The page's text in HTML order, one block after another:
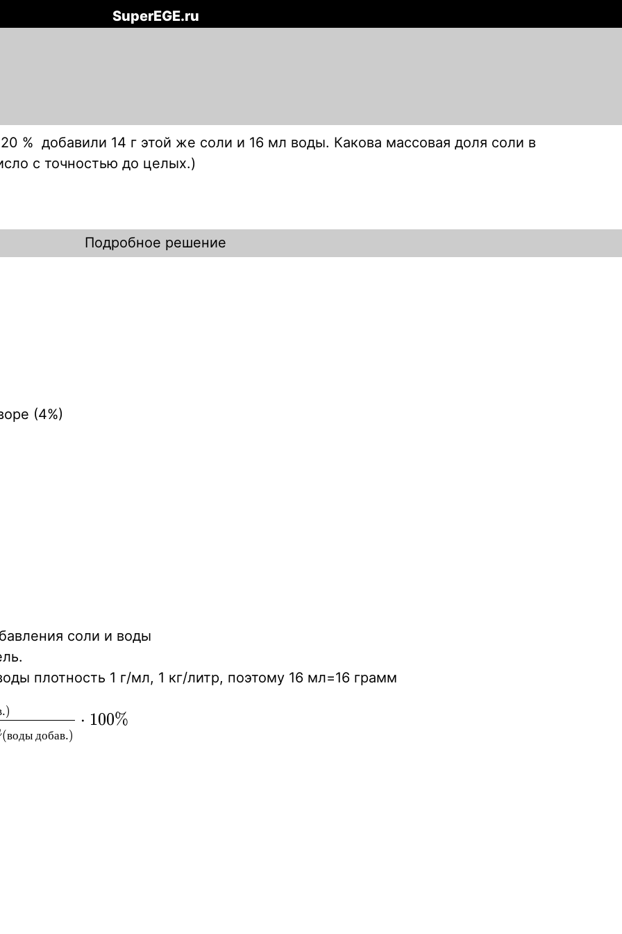
SuperEGE.ru
% добавили 14 г этой же соли и 16 мл воды. Какова массовая доля соли в
с точностью до целых.)
Подробное решение
(4%)
соли и воды
плотность 1 г/мл, 1 кг/литр, поэтому 16 мл=16 грамм
(воды добав.)
.) ⋅ 100%